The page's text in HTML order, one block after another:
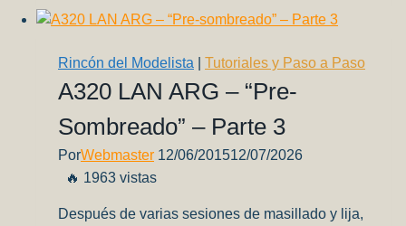
desde
–
Parte
3
Rincón del Modelista Tutoriales y Paso a Paso
A320 LAN ARG – “Pre-
Sombreado” – Parte 3
PorWebmaster 12/06/201512/07/2026
🔥 1963 vistas
Después de varias sesiones de masillado y lija,